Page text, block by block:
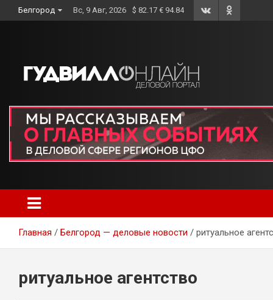
to
Белгород Вс, 9 Авг, 2026 $ 82.17 € 94.84
Главная Белгород — деловые новости ритуальное
ритуальное агентство